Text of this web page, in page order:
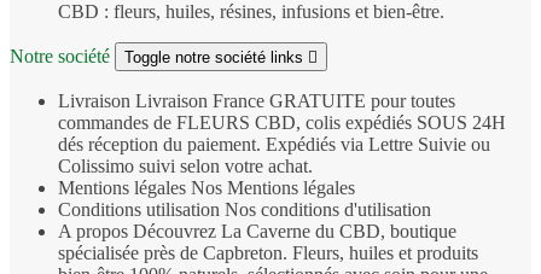
CBD : fleurs, huiles, résines, infusions et bien‑être.
Notre société Toggle notre société links 
Livraison Livraison France GRATUITE pour toutes
commandes de FLEURS CBD, colis expédiés SOUS 24H
dés réception du paiement. Expédiés via Lettre Suivie ou
Colissimo suivi selon votre achat.
Mentions légales Nos Mentions légales
Conditions utilisation Nos conditions d'utilisation
A propos Découvrez La Caverne du CBD, boutique
spécialisée près de Capbreton. Fleurs, huiles et produits